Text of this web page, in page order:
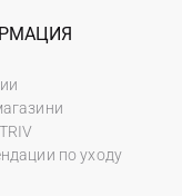
по уходу